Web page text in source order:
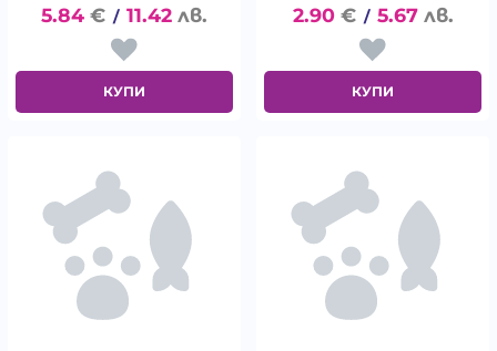
5.84 € / 11.42 лв.
КУПИ
2.90 € / 5.67 лв.
КУПИ